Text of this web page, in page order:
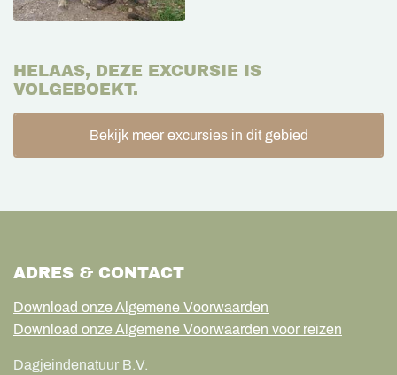
HELAAS, DEZE EXCURSIE IS
VOLGEBOEKT.
Bekijk meer excursies in dit gebied
ADRES & CONTACT
Download onze Algemene Voorwaarden
Download onze Algemene Voorwaarden voor reizen
Dagjeindenatuur B.V.